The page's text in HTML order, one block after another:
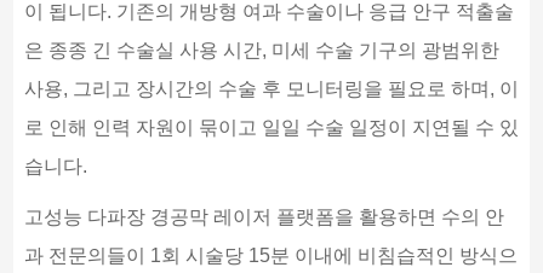
이 됩니다. 기존의 개방형 여과 수술이나 응급 안구 적출술
은 종종 긴 수술실 사용 시간, 미세 수술 기구의 광범위한
사용, 그리고 장시간의 수술 후 모니터링을 필요로 하며, 이
로 인해 인력 자원이 묶이고 일일 수술 일정이 지연될 수 있
습니다.
고성능 다파장 경공막 레이저 플랫폼을 활용하면 수의 안
과 전문의들이 1회 시술당 15분 이내에 비침습적인 방식으